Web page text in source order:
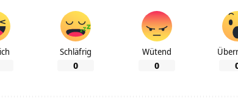
Schläfrig
0
Wütend
0